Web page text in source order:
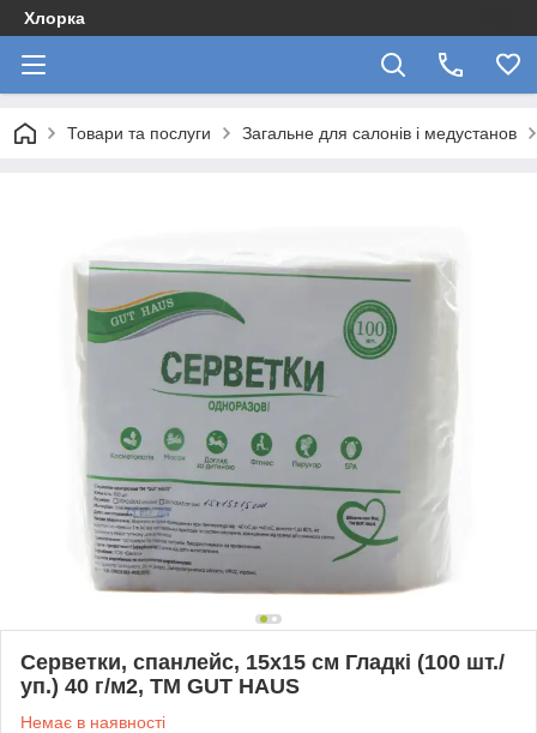
Хлорка
Товари та послуги Загальне для салонів і медустанов
Серветки, спанлейс, 15х15 см Гладкі (100 шт./
уп.) 40 г/м2, ТМ GUT HAUS
Немає в наявності